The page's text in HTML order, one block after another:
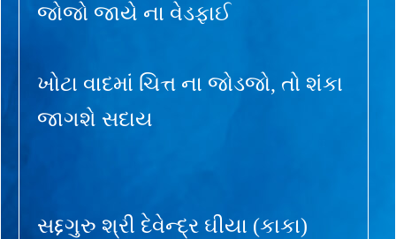
જોજો જાયે ના વેડફાઈ
ખોટા વાદમાં ચિત્ત ના જોડજો, તો શંકા
જાગશે સદાય
સદ્દગુરુ શ્રી દેવેન્દ્ર ઘીયા (કાકા)